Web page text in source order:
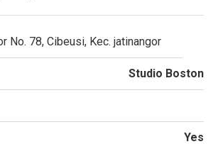
No. 78, Cibeusi, Kec. jatinangor
Studio Boston
Yes